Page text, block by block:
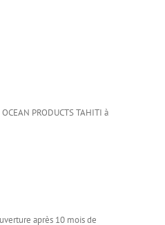
PRODUCTS TAHITI à
après 10 mois de